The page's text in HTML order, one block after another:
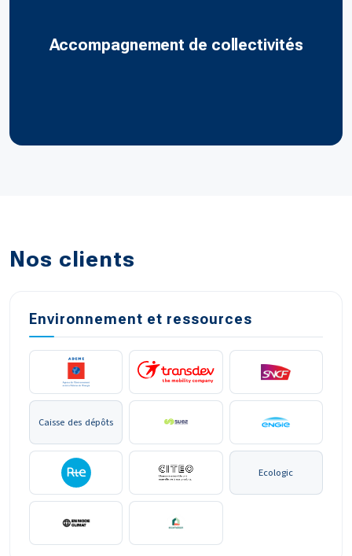
Accompagnement de collectivités
Nos clients
Environnement et ressources
Caisse des dépôts
Ecologic